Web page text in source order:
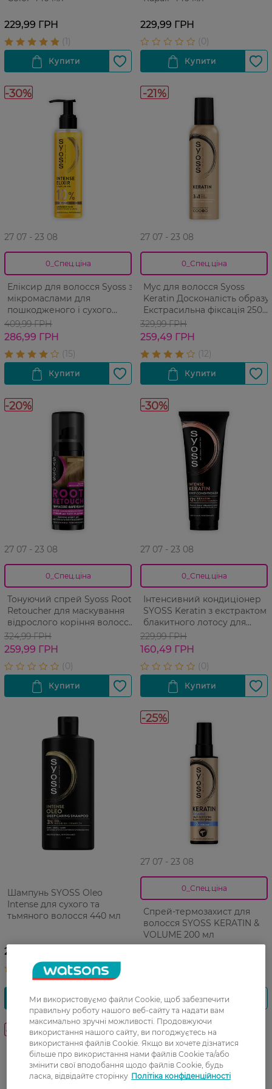
229,99 ГРН 229,99 ГРН
-30%
27 07 - 23 08
0_Спец.ціна
Еліксир для волосся Syoss з
мікромаслами для
пошкодженого і сухого
волосся 100 мл
409,99 ГРН
286,99 ГРН
-21%
27 07 - 23 08
0_Спец.ціна
Мус для волосся Syoss
Keratin Досконалість образу
Екстрасильна фіксація 250
мл
329,99 ГРН
259,49 ГРН
-20%
27 07 - 23 08
0_Спец.ціна
Тонуючий спрей Syoss Root
Retoucher для маскування
відрослого коріння волосся
та сивини Русий
324,99 ГРН
259,99 ГРН
-30%
27 07 - 23 08
0_Спец.ціна
Інтенсивний кондиціонер
SYOSS Keratin з екстрактом
блакитного лотосу для
ламкого волосся 250 мл
229,99 ГРН
160,49 ГРН
Шампунь SYOSS Oleo
Intense для сухого та
тьмяного волосся 440 мл
229,99 ГРН
-25%
27 07 - 23 08
0_Спец.ціна
Спрей-термозахист для
волосся SYOSS KERATIN &
VOLUME 200 мл
-28% -30%
Ми використовуємо файли Cookie, щоб забезпечити
правильну роботу нашого веб-сайту та надати вам
максимально зручні можливості. Продовжуючи
використання нашого сайту, ви погоджуєтесь на
використання файлів Cookie. Якщо ви хочете дізнатися
більше про використання нами файлів Cookie та/або
змінити свої вподобання щодо файлів Cookie, будь
ласка, відвідайте сторінку Політіка конфіденційності